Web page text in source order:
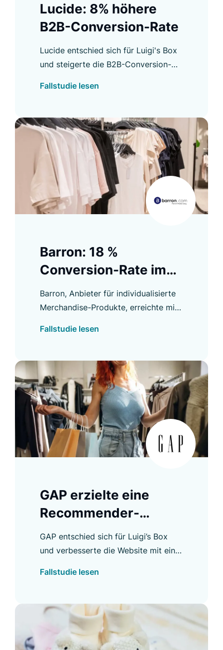
Lucide: 8% höhere
B2B-Conversion-Rate
Lucide entschied sich für Luigi's Box
und steigerte die B2B-Conversion-
Kennzahlen. Erfahren Sie mehr in
Fallstudie lesen
Barron: 18 %
Conversion-Rate im
Product Listing
Barron, Anbieter für individualisierte
Merchandise-Produkte, erreichte mit
im Product Listing und weitere
Fallstudie lesen
GAP erzielte eine
Recommender-
Konversionsrate von
28 %
GAP entschied sich für Luigi’s Box
und verbesserte die Website mit einer
übergreifend relevante Ergebnisse
Fallstudie lesen